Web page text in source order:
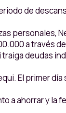
de
personales,
a través
deudas
El primer
a ahorrar y la